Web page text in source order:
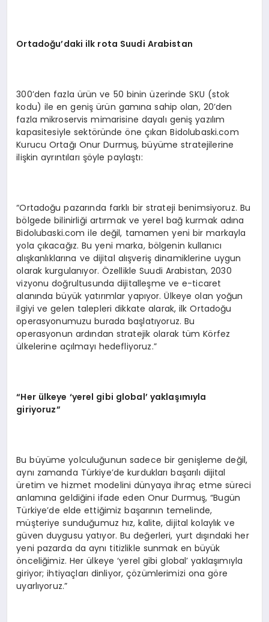
Ortadoğu’daki ilk rota Suudi Arabistan
300’den fazla ürün ve 50 binin üzerinde SKU (stok
kodu) ile en geniş ürün gamına sahip olan, 20’den
fazla mikroservis mimarisine dayalı geniş yazılım
kapasitesiyle sektöründe öne çıkan Bidolubaski.com
Kurucu Ortağı Onur Durmuş, büyüme stratejilerine
ilişkin ayrıntıları şöyle paylaştı:
“Ortadoğu pazarında farklı bir strateji benimsiyoruz. Bu
bölgede bilinirliği artırmak ve yerel bağ kurmak adına
Bidolubaski.com ile değil, tamamen yeni bir markayla
yola çıkacağız. Bu yeni marka, bölgenin kullanıcı
alışkanlıklarına ve dijital alışveriş dinamiklerine uygun
olarak kurgulanıyor. Özellikle Suudi Arabistan, 2030
vizyonu doğrultusunda dijitalleşme ve e-ticaret
alanında büyük yatırımlar yapıyor. Ülkeye olan yoğun
ilgiyi ve gelen talepleri dikkate alarak, ilk Ortadoğu
operasyonumuzu burada başlatıyoruz. Bu
operasyonun ardından stratejik olarak tüm Körfez
ülkelerine açılmayı hedefliyoruz.”
“Her ülkeye ‘yerel gibi global’ yaklaşımıyla
giriyoruz”
Bu büyüme yolculuğunun sadece bir genişleme değil,
aynı zamanda Türkiye’de kurdukları başarılı dijital
üretim ve hizmet modelini dünyaya ihraç etme süreci
anlamına geldiğini ifade eden Onur Durmuş, “Bugün
Türkiye’de elde ettiğimiz başarının temelinde,
müşteriye sunduğumuz hız, kalite, dijital kolaylık ve
güven duygusu yatıyor. Bu değerleri, yurt dışındaki her
yeni pazarda da aynı titizlikle sunmak en büyük
önceliğimiz. Her ülkeye ‘yerel gibi global’ yaklaşımıyla
giriyor; ihtiyaçları dinliyor, çözümlerimizi ona göre
uyarlıyoruz.”